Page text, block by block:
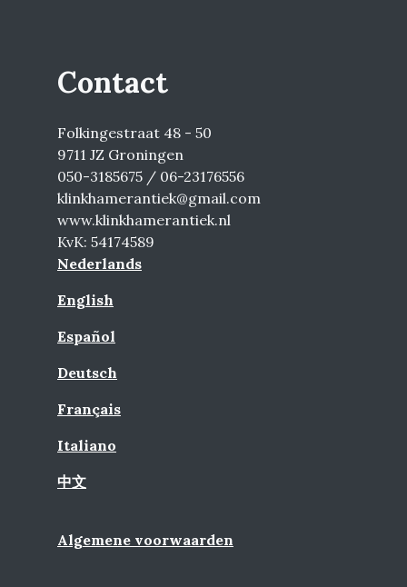
Contact
Folkingestraat 48 - 50
9711 JZ Groningen
050-3185675 / 06-23176556
klinkhamerantiek@gmail.com
www.klinkhamerantiek.nl
KvK: 54174589
Nederlands
English
Español
Deutsch
Français
Italiano
中文
Algemene voorwaarden